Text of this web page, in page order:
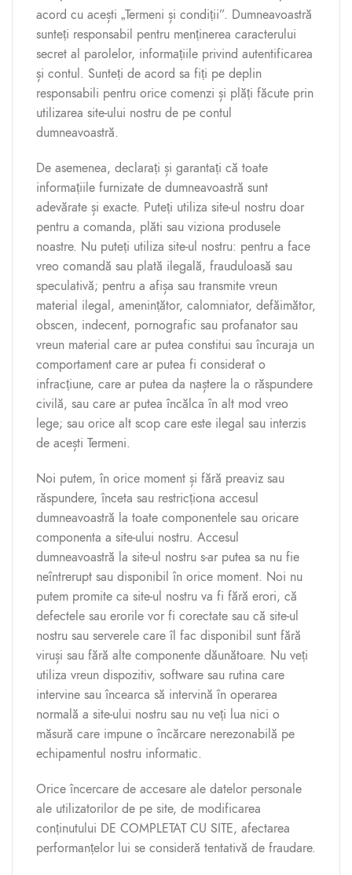
acord cu acești „Termeni și condiții”. Dumneavoastră
sunteți responsabil pentru menținerea caracterului
secret al parolelor, informațiile privind autentificarea
și contul. Sunteți de acord sa fiți pe deplin
responsabili pentru orice comenzi și plăți făcute prin
utilizarea site-ului nostru de pe contul
dumneavoastră.
De asemenea, declarați și garantați că toate
informațiile furnizate de dumneavoastră sunt
adevărate și exacte. Puteți utiliza site-ul nostru doar
pentru a comanda, plăti sau viziona produsele
noastre. Nu puteți utiliza site-ul nostru: pentru a face
vreo comandă sau plată ilegală, frauduloasă sau
speculativă; pentru a afișa sau transmite vreun
material ilegal, amenințător, calomniator, defăimător,
obscen, indecent, pornografic sau profanator sau
vreun material care ar putea constitui sau încuraja un
comportament care ar putea fi considerat o
infracțiune, care ar putea da naștere la o răspundere
civilă, sau care ar putea încălca în alt mod vreo
lege; sau orice alt scop care este ilegal sau interzis
de acești Termeni.
Noi putem, în orice moment și fără preaviz sau
răspundere, înceta sau restricționa accesul
dumneavoastră la toate componentele sau oricare
componenta a site-ului nostru. Accesul
dumneavoastră la site-ul nostru s-ar putea sa nu fie
neîntrerupt sau disponibil în orice moment. Noi nu
putem promite ca site-ul nostru va fi fără erori, că
defectele sau erorile vor fi corectate sau că site-ul
nostru sau serverele care îl fac disponibil sunt fără
viruși sau fără alte componente dăunătoare. Nu veți
utiliza vreun dispozitiv, software sau rutina care
intervine sau încearca să intervină în operarea
normală a site-ului nostru sau nu veți lua nici o
măsură care impune o încărcare nerezonabilă pe
echipamentul nostru informatic.
Orice încercare de accesare ale datelor personale
ale utilizatorilor de pe site, de modificarea
conținutului DE COMPLETAT CU SITE, afectarea
performanțelor lui se consideră tentativă de fraudare.